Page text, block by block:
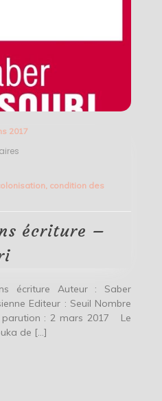
2017
sans
Saber
Mansouri
, condition des
écriture –
écriture Auteur : Saber
Editeur : Seuil Nombre
: 2 mars 2017 Le
de […]